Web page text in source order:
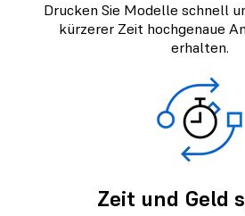
Drucken Sie Modelle schnell
kürzerer Zeit hochgenaue
erhalten.
Zeit und Geld